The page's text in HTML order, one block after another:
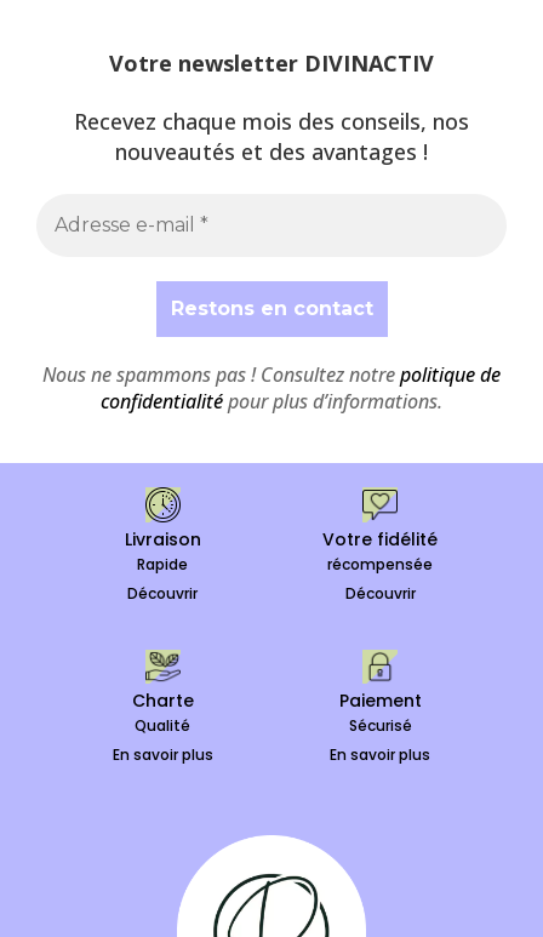
Votre newsletter DIVINACTIV
Recevez chaque mois des conseils, nos
nouveautés et des avantages !
Nous ne spammons pas ! Consultez notrepolitique de
confidentialitépour plus d’informations.
Livraison
Rapide
Découvrir
Votre fidélité
récompensée
Découvrir
Charte
Qualité
En savoir plus
Paiement
Sécurisé
En savoir plus